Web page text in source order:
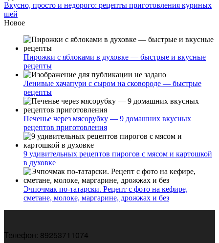
Вкусно, просто и недорого: рецепты приготовления куриных
шей
Новое
Пирожки с яблоками в духовке — быстрые и вкусные
рецепты
Ленивые хачапури с сыром на сковороде — быстрые
рецепты
Печенье через мясорубку — 9 домашних вкусных
рецептов приготовления
9 удивительных рецептов пирогов с мясом и картошкой
в духовке
Эчпочмак по-татарски. Рецепт с фото на кефире,
сметане, молоке, маргарине, дрожжах и без
Телефон: 89253711074